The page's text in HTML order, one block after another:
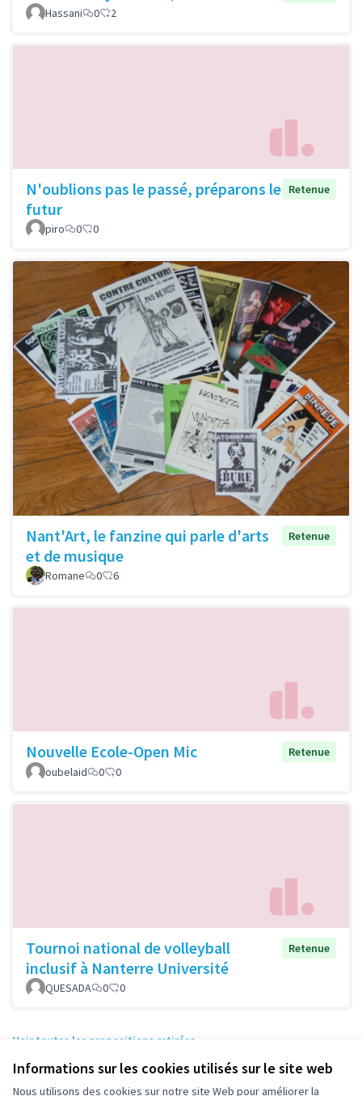
Informations sur les cookies utilisés sur le site web
Nous utilisons des cookies sur notre site Web pour améliorer la
Hassani
0 2
N'oublions pas le passé, préparons le
futur
Retenue
piro 0 0
Nant'Art, le fanzine qui parle d'arts
et de musique
Retenue
Romane 0 6
Nouvelle Ecole-Open Mic
Retenue
oubelaid
0 0
Tournoi national de volleyball
inclusif à Nanterre Université
Retenue
QUESADA 0 0
Voir toutes les propositions retirées